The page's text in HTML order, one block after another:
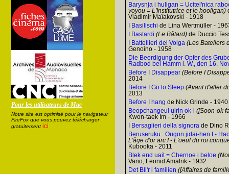
Pour les utilisateurs de Mac
Notre site est optimisé pour le navigateur
FireFox que vous pouvez télécharger
gratuitement ici
Barysnja i huligan = Ucitel'nica
voyou = L'Institutrice et le hooligan)
Vladimir Maïakovski - 1918
I Basilischi de Lina Wertmüller -
I Bastardi (Le Bâtard) de Duccio
I Battellieri del Volga (Les Bateliers
Genoino - 1958
Die Beerdigung der Opfer des
Radbod bei Hamm i. W., den 16.
Before I Disappear (Before I
2014
Before I Go to Sleep (Avant d'aller
2013
Before I hang de Nick Grinde - 1940
Beopchangeul ulrin ok-i ([Soon-ok
Kwon-taek Im - 1966
I Bersaglieri della signora de Dino
Beruseruku : Ougon jidai-hen I -
L'âge d'or arc I - L'oeuf du roi
Kubooka - 2011
Blek end uait = Chernoe i beloe
Vano, Leonid Amalrik - 1932
Det Bli'r i familien ([Affaires de